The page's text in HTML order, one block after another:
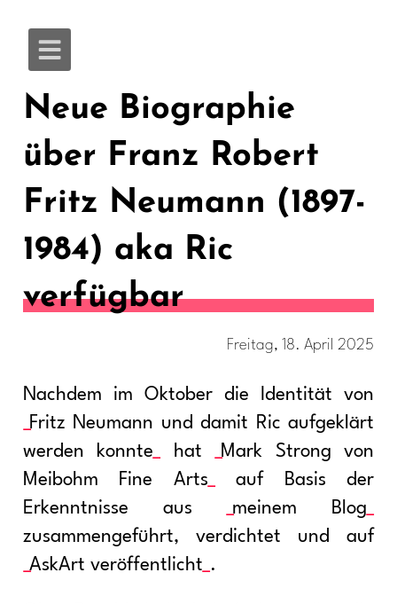
Neue Biographie
über Franz Robert
Fritz Neumann (1897-
1984) aka Ric
verfügbar
Freitag, 18. April 2025
Nachdem im Oktober die Identität von
Fritz Neumann und damit Ric aufgeklärt
werden konnte
hat
Mark Strong von
Meibohm Fine Arts
auf Basis der
Erkenntnisse aus
meinem Blog
zusammengeführt, verdichtet und auf
AskArt veröffentlicht .